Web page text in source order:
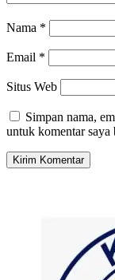
Nama *
Email *
Situs Web
Simpan nama,
untuk komentar saya